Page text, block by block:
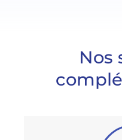
Nos